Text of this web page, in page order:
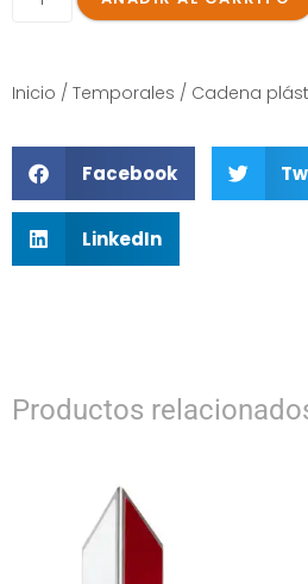
Inicio / Temporales / Cadena
Facebook
LinkedIn
Productos